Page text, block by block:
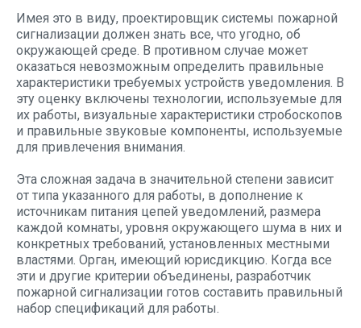
Имея это в виду, проектировщик системы пожарной
сигнализации должен знать все, что угодно, об
окружающей среде. В противном случае может
оказаться невозможным определить правильные
характеристики требуемых устройств уведомления. В
эту оценку включены технологии, используемые для
их работы, визуальные характеристики стробоскопов
и правильные звуковые компоненты, используемые
для привлечения внимания.
Эта сложная задача в значительной степени зависит
от типа указанного для работы, в дополнение к
источникам питания цепей уведомлений, размера
каждой комнаты, уровня окружающего шума в них и
конкретных требований, установленных местными
властями. Орган, имеющий юрисдикцию. Когда все
эти и другие критерии объединены, разработчик
пожарной сигнализации готов составить правильный
набор спецификаций для работы.